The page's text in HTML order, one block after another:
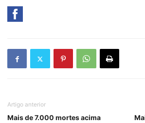
Artigo anterior
Mais de 7.000 mortes acima